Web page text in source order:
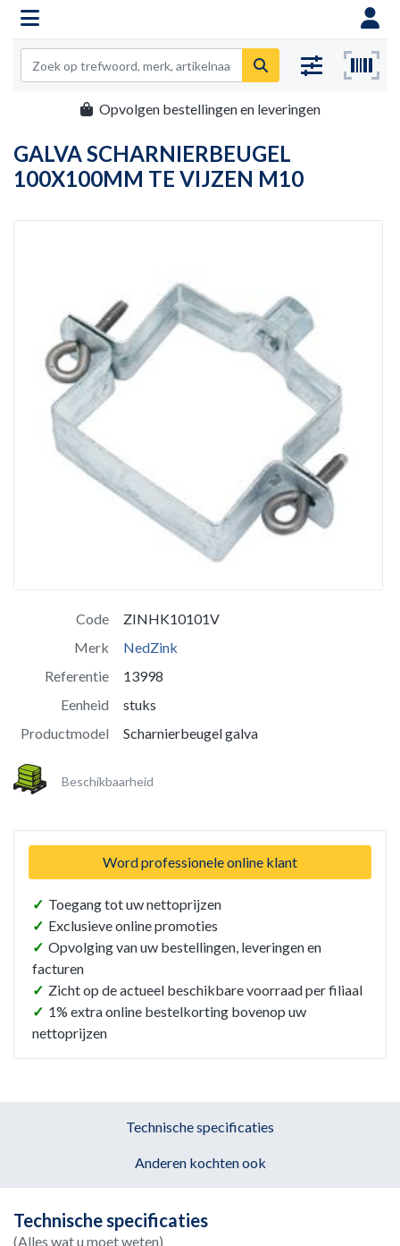
Opvolgen bestellingen en leveringen
GALVA SCHARNIERBEUGEL
100X100MM TE VIJZEN M10
Code
ZINHK10101V
Merk
NedZink
Referentie
13998
Eenheid
stuks
Productmodel
Scharnierbeugel galva
Beschikbaarheid
Word professionele online klant
✓ Toegang tot uw nettoprijzen
✓ Exclusieve online promoties
✓ Opvolging van uw bestellingen, leveringen en
facturen
✓ Zicht op de actueel beschikbare voorraad per filiaal
✓ 1% extra online bestelkorting bovenop uw
nettoprijzen
Technische specificaties
Anderen kochten ook
Technische specificaties
(Alles wat u moet weten)